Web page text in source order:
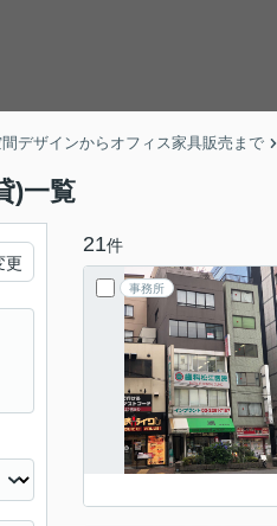
デザインからオフィス家具販売まで
)一覧
21件
事務所
更